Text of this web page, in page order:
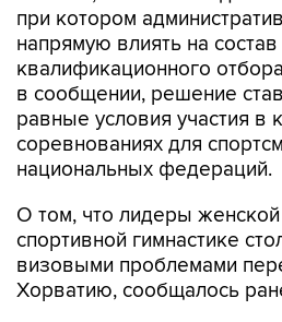
при котором
напрямую влиять на
квалификационного
в сообщении, решение
равные условия участия в
соревнованиях для
национальных федераций.
О том, что лидеры
спортивной гимнастике
визовыми проблемами
Хорватию, сообщалось